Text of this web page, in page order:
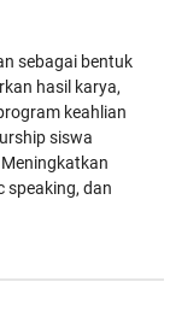
sebagai bentuk
hasil karya,
keahlian
siswa
speaking, dan